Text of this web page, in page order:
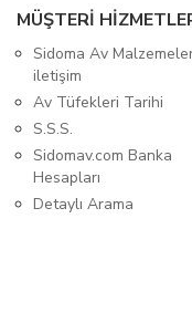
MÜŞTERİ
Sidoma Av
iletişim
Av Tüfekleri Tarihi
S.S.S.
Sidomav.com Banka
Hesapları
Detaylı Arama